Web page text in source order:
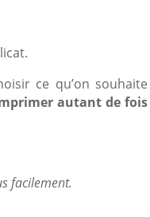
ce qu’on souhaite
autant de fois
facilement.